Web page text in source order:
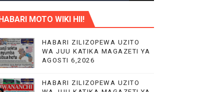
BORA
YA BARABARA
MOTO WIKI HII!
HABARI ZILIZOPEWA UZITO
WA JUU KATIKA MAGAZETI YA
AGOSTI 6,2026
HABARI ZILIZOPEWA UZITO